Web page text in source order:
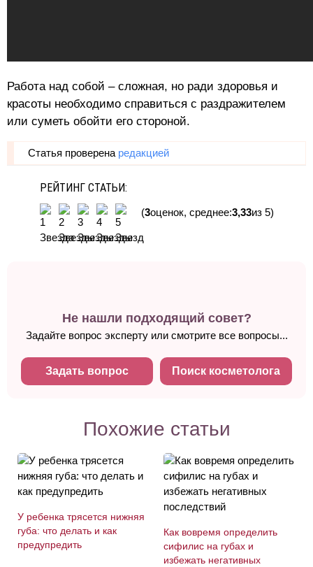
Работа над собой – сложная, но ради здоровья и
красоты необходимо справиться с раздражителем
или суметь обойти его стороной.
Статья проверена редакцией
РЕЙТИНГ СТАТЬИ:
(3оценок, среднее:3,33из 5)
Не нашли подходящий совет?
Задайте вопрос эксперту или смотрите все вопросы...
Задать вопрос Поиск косметолога
Похожие статьи
У ребенка трясется нижняя
губа: что делать и как
предупредить
Как вовремя определить
сифилис на губах и
избежать негативных